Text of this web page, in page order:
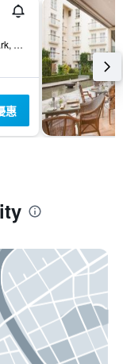
Park West Business Park, Nangor Road, 12, 都柏林, 愛爾蘭
惠